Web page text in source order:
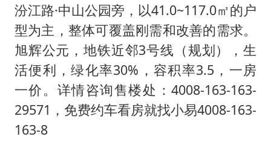
日本广岛民众举行游行反对政府行径
21楼高空抛物嫌疑人被拘留
男子杀人后逃进深山21年活得像野人
日韩股市高开跳水 SK海力士下挫转跌
台风白海豚最新路径研判来了
汾江路·中山公园旁，以41.0~117.0㎡的户
型为主，整体可覆盖刚需和改善的需求。
旭辉公元，地铁近邻3号线（规划），生
活便利，绿化率30%，容积率3.5，一房
一价。详情咨询售楼处：4008-163-163-
29571，免费约车看房就找小易4008-163-
163-8